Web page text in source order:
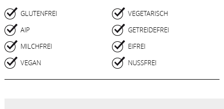
GLUTENFREI
VEGETARISCH
AIP
GETREIDEFREI
MILCHFREI
EIFREI
VEGAN
NUSSFREI